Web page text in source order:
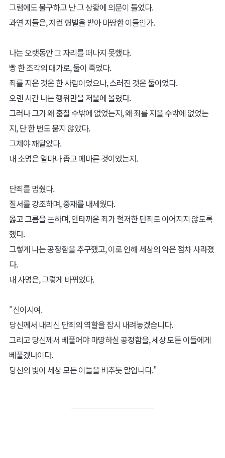
그럼에도 불구하고 난 그 상황에 의문이 들었다.
과연 저들은, 저런 형벌을 받아 마땅한 이들인가.
나는 오랫동안 그 자리를 떠나지 못했다.
빵 한 조각의 대가로, 둘이 죽었다.
죄를 지은 것은 한 사람이었으나, 스러진 것은 둘이었다.
오랜 시간 나는 행위만을 저울에 올렸다.
그러나 그가 왜 훔칠 수밖에 없었는지, 왜 죄를 지을 수밖에 없었는
지, 단 한 번도 묻지 않았다.
그제야 깨달았다.
내 소명은 얼마나 좁고 메마른 것이었는지.
단죄를 멈췄다.
질서를 강조하며, 중재를 내세웠다.
옳고 그름을 논하며, 안타까운 죄가 철저한 단죄로 이어지지 않도록
했다.
그렇게 나는 공정함을 추구했고, 이로 인해 세상의 악은 점차 사라졌
다.
내 사명은, 그렇게 바뀌었다.
"신이시여.
당신께서 내리신 단죄의 역할을 잠시 내려놓겠습니다.
그리고 당신께서 베풀어야 마땅하실 공정함을, 세상 모든 이들에게
베풀겠나이다.
당신의 빛이 세상 모든 이들을 비추듯 말입니다."